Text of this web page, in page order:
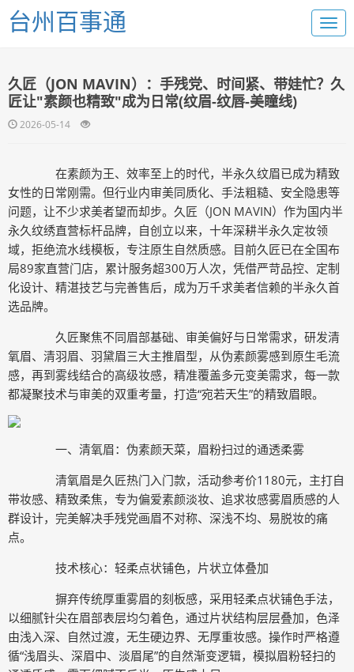
台州百事通
久匠（JON MAVIN）：手残党、时间紧、带娃忙？久
匠让"素颜也精致"成为日常(纹眉-纹唇-美瞳线)
2026-05-14
在素颜为王、效率至上的时代，半永久纹眉已成为精致
女性的日常刚需。但行业内审美同质化、手法粗糙、安全隐患等
问题，让不少求美者望而却步。久匠（JON MAVIN）作为国内半
永久纹绣直营标杆品牌，自创立以来，十年深耕半永久定妆领
域，拒绝流水线模板，专注原生自然质感。目前久匠已在全国布
局89家直营门店，累计服务超300万人次，凭借严苛品控、定制
化设计、精湛技艺与完善售后，成为万千求美者信赖的半永久首
选品牌。
久匠聚焦不同眉部基础、审美偏好与日常需求，研发清
氧眉、清羽眉、羽黛眉三大主推眉型，从伪素颜雾感到原生毛流
感，再到雾线结合的高级妆感，精准覆盖多元变美需求，每一款
都凝聚技术与审美的双重考量，打造“宛若天生”的精致眉眼。
一、清氧眉：伪素颜天菜，眉粉扫过的通透柔雾
清氧眉是久匠热门入门款，活动参考价1180元，主打自
带妆感、精致柔焦，专为偏爱素颜淡妆、追求妆感雾眉质感的人
群设计，完美解决手残党画眉不对称、深浅不均、易脱妆的痛
点。
技术核心：轻柔点状铺色，片状立体叠加
摒弃传统厚重雾眉的刻板感，采用轻柔点状铺色手法，
以细腻针尖在眉部表层均匀着色，通过片状结构层层叠加，色泽
由浅入深、自然过渡，无生硬边界、无厚重妆感。操作时严格遵
循“浅眉头、深眉中、淡眉尾”的自然渐变逻辑，模拟眉粉轻扫的